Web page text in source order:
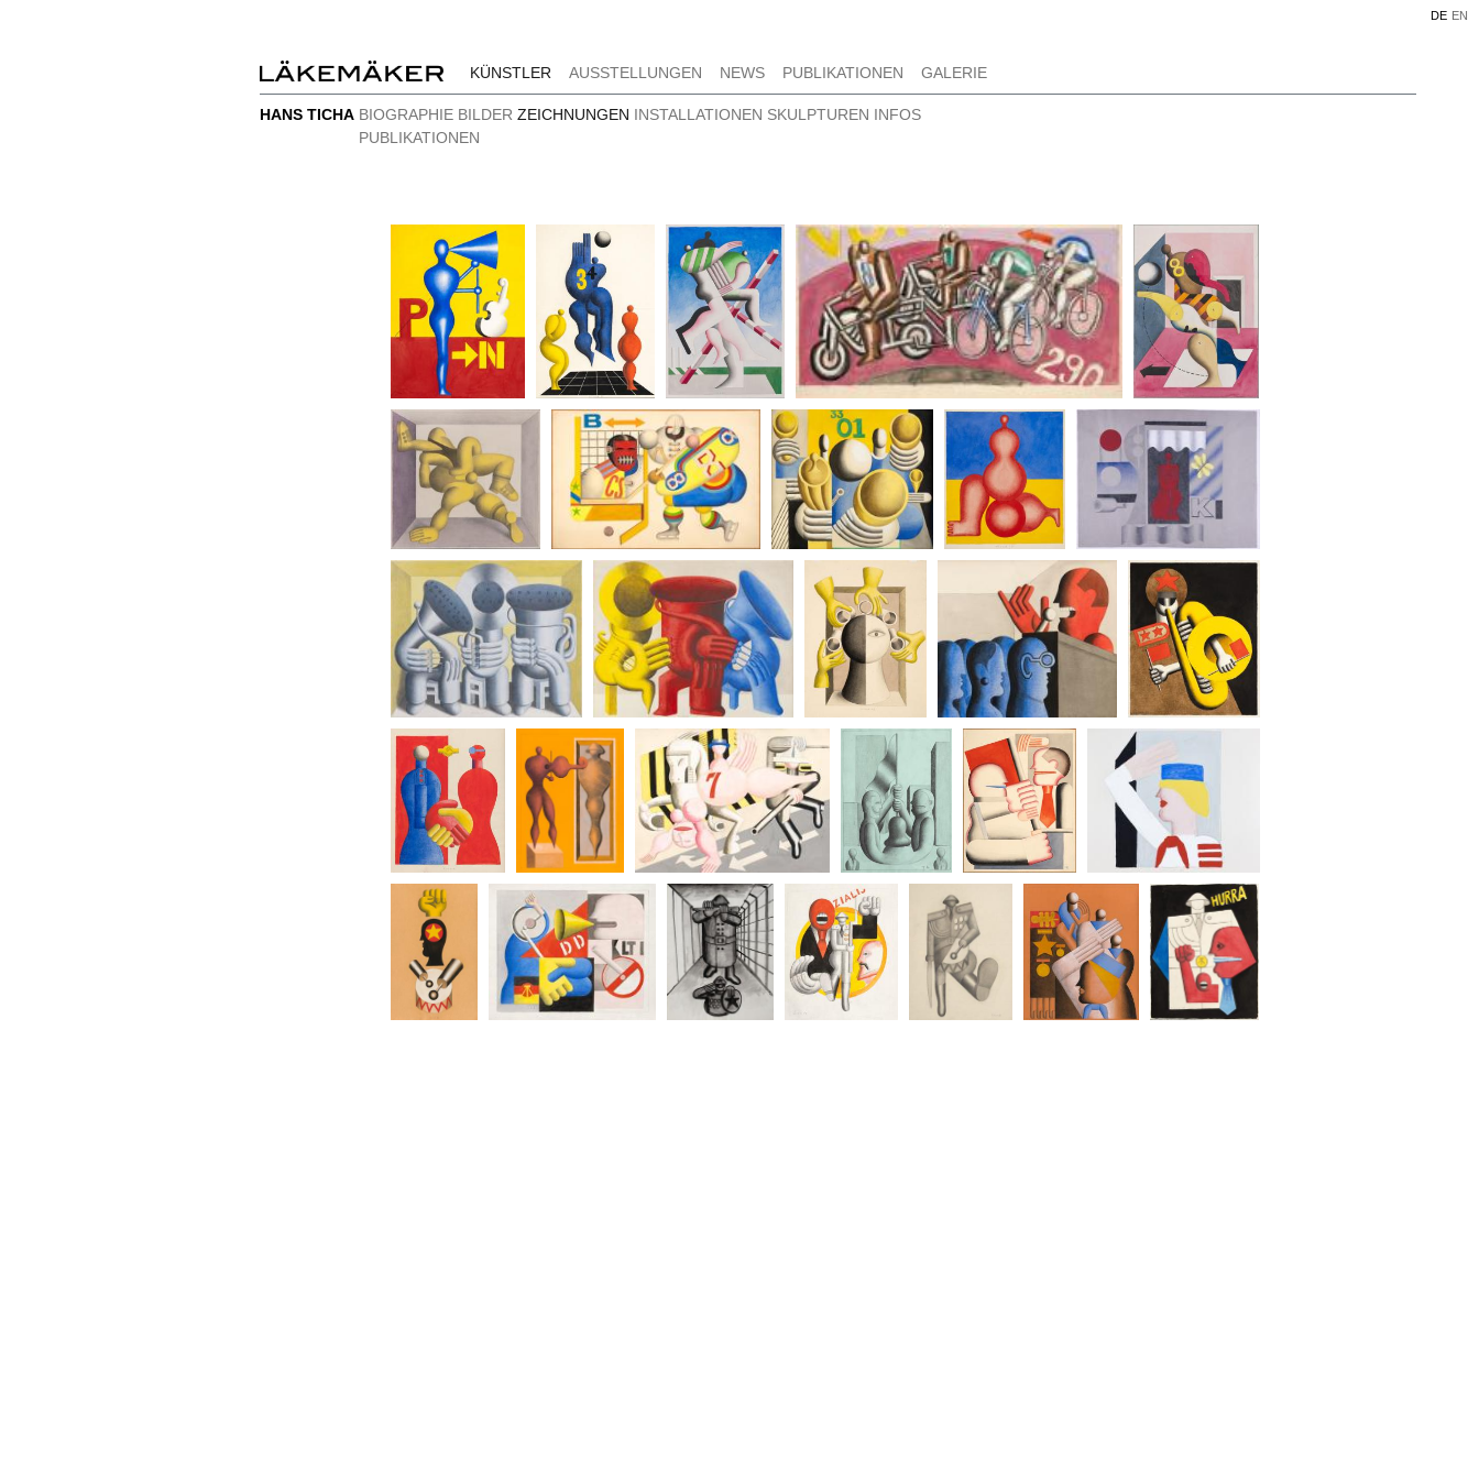
DE EN
KÜNSTLER AUSSTELLUNGEN NEWS PUBLIKATIONEN GALERIE
HANS TICHA BIOGRAPHIE BILDER ZEICHNUNGEN INSTALLATIONEN SKULPTUREN INFOS
PUBLIKATIONEN